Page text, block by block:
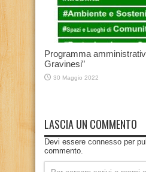
Programma
Gravinesi”
30 Maggio 2022
LASCIA UN COMMENTO
Devi essere connesso per
commento.